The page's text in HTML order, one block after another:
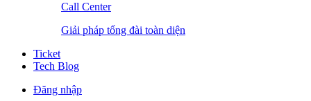
Call Center
Giải pháp tổng đài toàn diện
Ticket
Tech Blog
Đăng nhập